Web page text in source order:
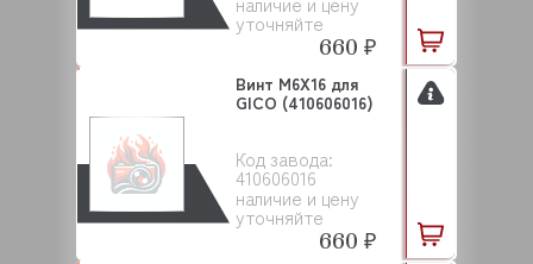
уточняйте
660 ₽
Код завода:
410606016
наличие и цену
уточняйте
Винт M6X16 для
GICO (410606016)
660 ₽